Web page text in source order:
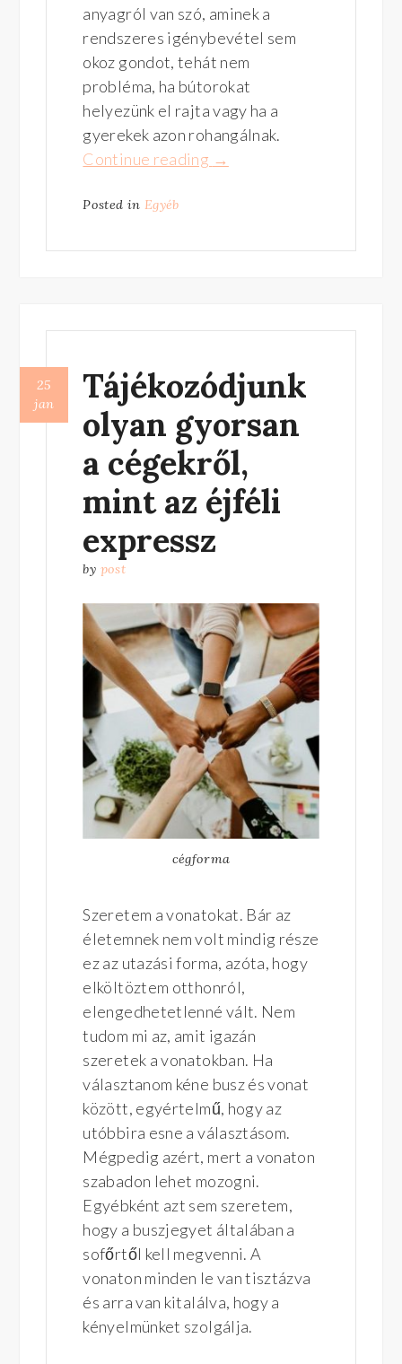
anyagról van szó, aminek a
rendszeres igénybevétel sem
okoz gondot, tehát nem
probléma, ha bútorokat
helyezünk el rajta vagy ha a
gyerekek azon rohangálnak.
Continue reading “A
választás
→
Posted inEgyéb
Tájékozódjunk
olyan gyorsan
a cégekről,
mint az éjféli
expressz
25
jan
by post
cégforma
Szeretem a vonatokat. Bár az
életemnek nem volt mindig része
ez az utazási forma, azóta, hogy
elköltöztem otthonról,
elengedhetetlenné vált. Nem
tudom mi az, amit igazán
szeretek a vonatokban. Ha
választanom kéne busz és vonat
között, egyértelmű, hogy az
utóbbira esne a választásom.
Mégpedig azért, mert a vonaton
szabadon lehet mozogni.
Egyébként azt sem szeretem,
hogy a buszjegyet általában a
sofőrtől kell megvenni. A
vonaton minden le van tisztázva
és arra van kitalálva, hogy a
kényelmünket szolgálja.